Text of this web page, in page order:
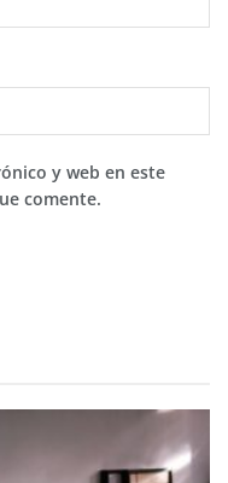
y web en este
comente.